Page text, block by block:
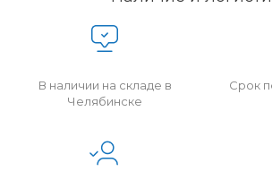
В наличии на складе в
Челябинске
Срок